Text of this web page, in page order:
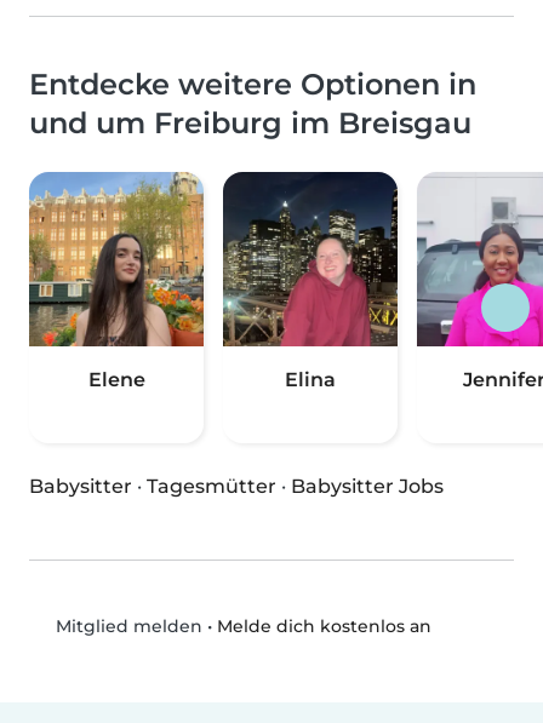
Entdecke weitere Optionen in
und um Freiburg im Breisgau
Elene Elina
Babysitter · Tagesmütter · Babysitter Jobs
Mitglied melden • Melde dich kostenlos an